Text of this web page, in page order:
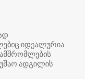
იდეალურია
ადგილის